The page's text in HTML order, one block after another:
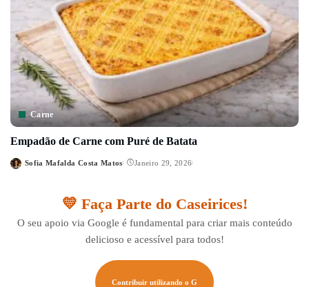
Carne
Empadão de Carne com Puré de Batata
Posted
Sofia Mafalda Costa Matos Janeiro 29, 2026
💛 Faça Parte do Caseirices!
O seu apoio via Google é fundamental para criar mais conteúdo
delicioso e acessível para todos!
Contribuir utilizando o G